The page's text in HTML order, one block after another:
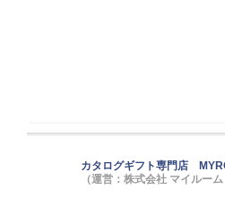
カタログギフト専門店
（運営：株式会社 マイル